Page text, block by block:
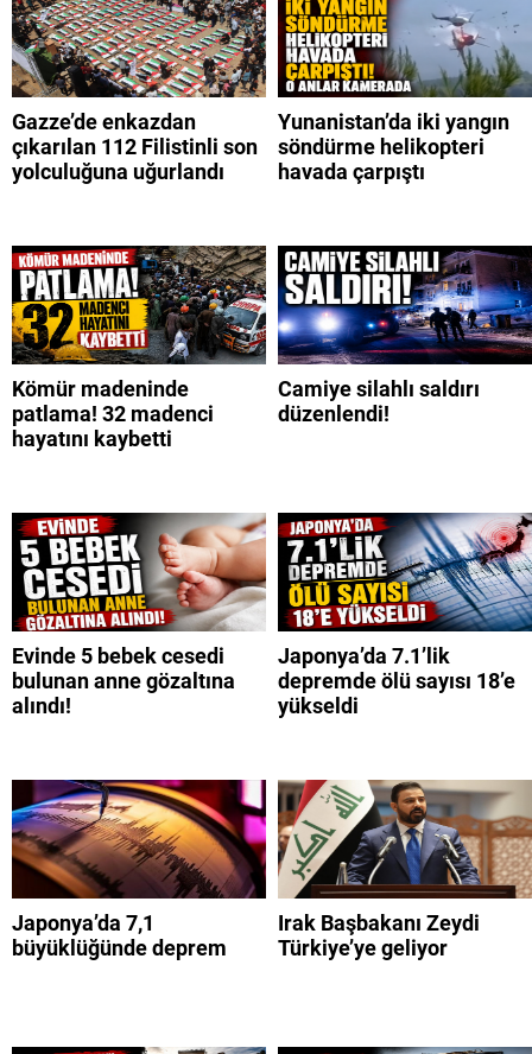
Gazze’de enkazdan
çıkarılan 112 Filistinli son
yolculuğuna uğurlandı
Yunanistan’da iki yangın
söndürme helikopteri
havada çarpıştı
Kömür madeninde
patlama! 32 madenci
hayatını kaybetti
Camiye silahlı saldırı
düzenlendi!
Evinde 5 bebek cesedi
bulunan anne gözaltına
alındı!
Japonya’da 7.1’lik
depremde ölü sayısı 18’e
yükseldi
Japonya’da 7,1
büyüklüğünde deprem
Irak Başbakanı Zeydi
Türkiye’ye geliyor